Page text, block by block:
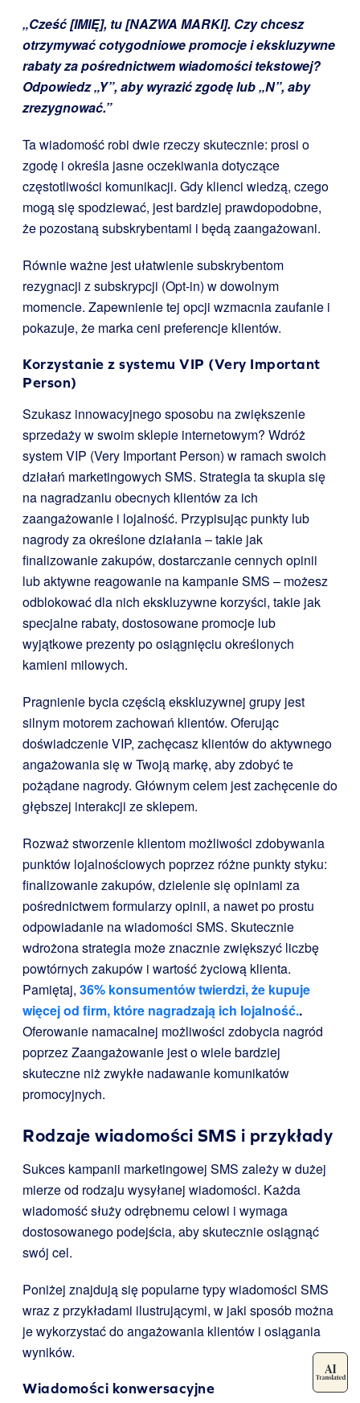
„Cześć [IMIĘ], tu [NAZWA MARKI]. Czy chcesz
otrzymywać cotygodniowe promocje i ekskluzywne
rabaty za pośrednictwem wiadomości tekstowej?
Odpowiedz „Y”, aby wyrazić zgodę lub „N”, aby
zrezygnować.”
Ta wiadomość robi dwie rzeczy skutecznie: prosi o
zgodę i określa jasne oczekiwania dotyczące
częstotliwości komunikacji. Gdy klienci wiedzą, czego
mogą się spodziewać, jest bardziej prawdopodobne,
że pozostaną subskrybentami i będą zaangażowani.
Równie ważne jest ułatwienie subskrybentom
rezygnacji z subskrypcji (Opt-in) w dowolnym
momencie. Zapewnienie tej opcji wzmacnia zaufanie i
pokazuje, że marka ceni preferencje klientów.
Korzystanie z systemu VIP (Very Important
Person)
Szukasz innowacyjnego sposobu na zwiększenie
sprzedaży w swoim sklepie internetowym? Wdróż
system VIP (Very Important Person) w ramach swoich
działań marketingowych SMS. Strategia ta skupia się
na nagradzaniu obecnych klientów za ich
zaangażowanie i lojalność. Przypisując punkty lub
nagrody za określone działania – takie jak
finalizowanie zakupów, dostarczanie cennych opinii
lub aktywne reagowanie na kampanie SMS – możesz
odblokować dla nich ekskluzywne korzyści, takie jak
specjalne rabaty, dostosowane promocje lub
wyjątkowe prezenty po osiągnięciu określonych
kamieni milowych.
Pragnienie bycia częścią ekskluzywnej grupy jest
silnym motorem zachowań klientów. Oferując
doświadczenie VIP, zachęcasz klientów do aktywnego
angażowania się w Twoją markę, aby zdobyć te
pożądane nagrody. Głównym celem jest zachęcenie do
głębszej interakcji ze sklepem.
Rozważ stworzenie klientom możliwości zdobywania
punktów lojalnościowych poprzez różne punkty styku:
finalizowanie zakupów, dzielenie się opiniami za
pośrednictwem formularzy opinii, a nawet po prostu
odpowiadanie na wiadomości SMS. Skutecznie
wdrożona strategia może znacznie zwiększyć liczbę
powtórnych zakupów i wartość życiową klienta.
Pamiętaj, 36% konsumentów twierdzi, że kupuje
więcej od firm, które nagradzają ich lojalność..
Oferowanie namacalnej możliwości zdobycia nagród
poprzez Zaangażowanie jest o wiele bardziej
skuteczne niż zwykłe nadawanie komunikatów
promocyjnych.
Rodzaje wiadomości SMS i przykłady
Sukces kampanii marketingowej SMS zależy w dużej
mierze od rodzaju wysyłanej wiadomości. Każda
wiadomość służy odrębnemu celowi i wymaga
dostosowanego podejścia, aby skutecznie osiągnąć
swój cel.
Poniżej znajdują się popularne typy wiadomości SMS
wraz z przykładami ilustrującymi, w jaki sposób można
je wykorzystać do angażowania klientów i osiągania
wyników.
Wiadomości konwersacyjne